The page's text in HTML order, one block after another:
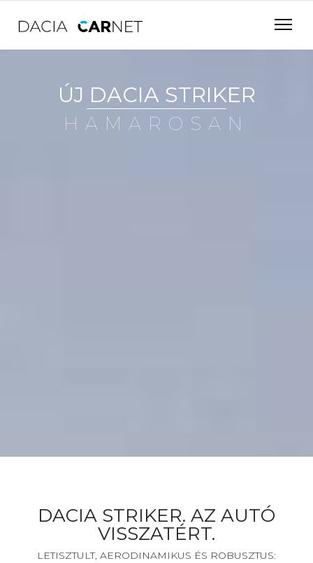
ÚJ DACIA STRIKER
H A M A R O S A N
DACIA STRIKER. AZ AUTÓ
VISSZATÉRT.
LETISZTULT, AERODINAMIKUS ÉS ROBUSZTUS: